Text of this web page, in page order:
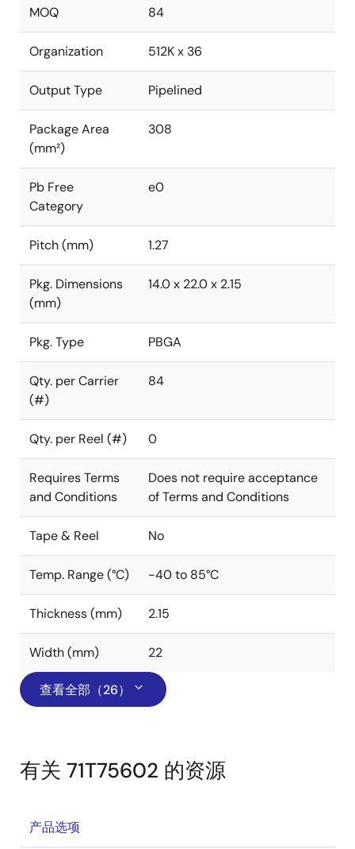
MOQ 84
Organization 512K x 36
Output Type Pipelined
Package Area
(mm²)
308
Pb Free
Category
e0
Pitch (mm) 1.27
Pkg. Dimensions
(mm)
14.0 x 22.0 x 2.15
Pkg. Type PBGA
Qty. per Carrier
(#)
84
Qty. per Reel (#) 0
Requires Terms
and Conditions
Does not require acceptance
of Terms and Conditions
Tape & Reel No
Temp. Range (°C) -40 to 85°C
Thickness (mm) 2.15
Width (mm) 22
查看全部（26）
有关 71T75602 的资源
产品选项